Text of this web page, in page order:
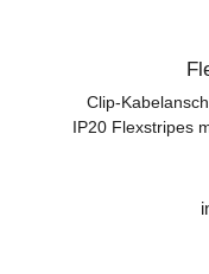
Clip-
IP20 Flexstripes